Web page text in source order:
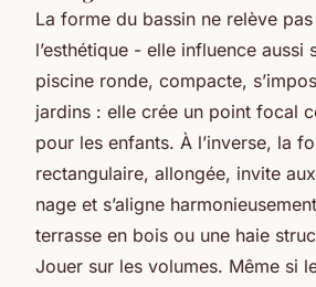
La forme du bassin ne relève
l’esthétique - elle influence aussi
piscine ronde, compacte,
jardins : elle crée un point focal
pour les enfants. À l’inverse, la
rectangulaire, allongée, invite
nage et s’aligne
terrasse en bois ou une haie
Jouer sur les volumes. Même si